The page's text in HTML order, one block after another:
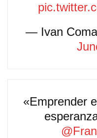
— Ivan
«Emprender